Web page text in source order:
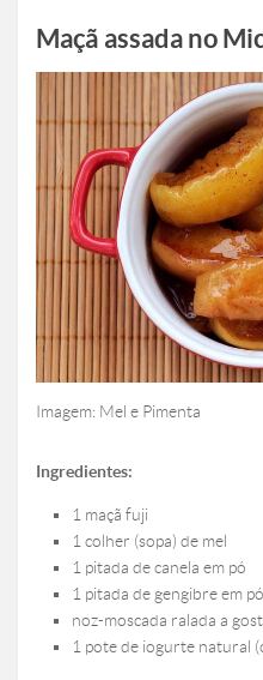
Maçã assada no
Imagem: Mel e Pimenta
Ingredientes:
1 maçã fuji
1 colher (sopa) de mel
1 pitada de canela em pó
1 pitada de gengibre em pó
noz-moscada ralada a
1 pote de iogurte natural